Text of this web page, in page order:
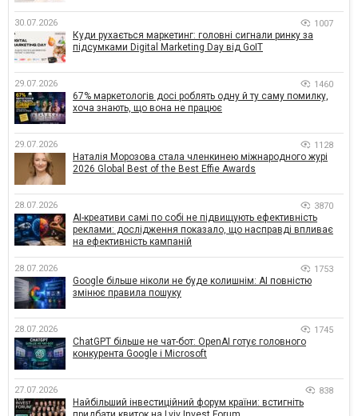
30.07.2026 1007
Куди рухається маркетинг: головні сигнали ринку за
підсумками Digital Marketing Day від GoIT
29.07.2026 1460
67% маркетологів досі роблять одну й ту саму помилку,
хоча знають, що вона не працює
29.07.2026 1128
Наталія Морозова стала членкинею міжнародного журі
2026 Global Best of the Best Effie Awards
28.07.2026 3870
AI-креативи самі по собі не підвищують ефективність
реклами: дослідження показало, що насправді впливає
на ефективність кампаній
28.07.2026 1753
Google більше ніколи не буде колишнім: AI повністю
змінює правила пошуку
28.07.2026 1745
ChatGPT більше не чат-бот: OpenAI готує головного
конкурента Google і Microsoft
27.07.2026 838
Найбільший інвестиційний форум країни: встигніть